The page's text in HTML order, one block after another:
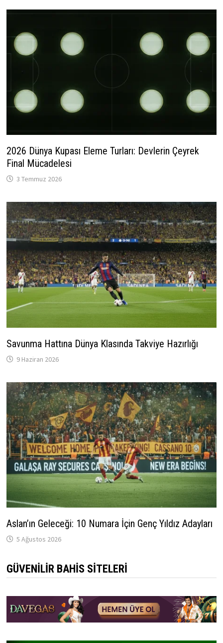
2026 Dünya Kupası Eleme Turları: Devlerin Çeyrek
Final Mücadelesi
3 Temmuz 2026
Savunma Hattına Dünya Klasında Takviye Hazırlığı
9 Haziran 2026
Aslan’ın Geleceği: 10 Numara İçin Genç Yıldız Adayları
5 Ağustos 2026
GÜVENILIR BAHIS SITELERI